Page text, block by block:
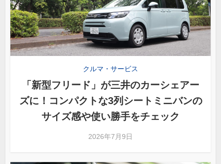
クルマ・サービス
「新型フリード」が三井のカーシェアー
ズに！コンパクトな3列シートミニバンの
サイズ感や使い勝手をチェック
2026年7月9日